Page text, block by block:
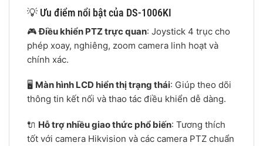
💡 Ưu điểm nổi bật của DS-1006KI
🎮Điều khiển PTZ trực quan: Joystick 4 trục cho
phép xoay, nghiêng, zoom camera linh hoạt và
chính xác.
🖥️ Màn hình LCD hiển thị trạng thái: Giúp theo dõi
thông tin kết nối và thao tác điều khiển dễ dàng.
🔌 Hỗ trợ nhiều giao thức phổ biến: Tương thích
tốt với camera Hikvision và các camera PTZ chuẩn